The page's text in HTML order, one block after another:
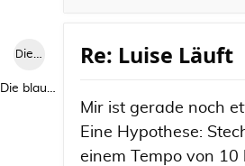
Die blaue Luise
Die blaue Luise
Re: Luise Läuft
Mir ist gerade noch
Eine Hypothese:
einem Tempo von 10